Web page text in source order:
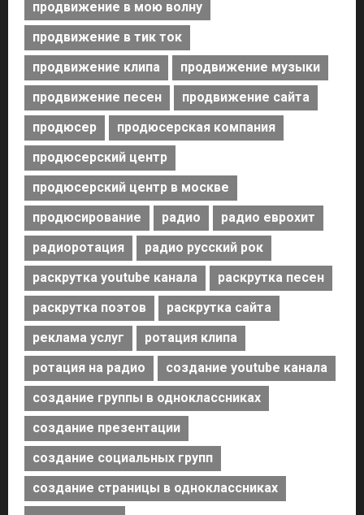
продвижение в мою волну
продвижение в тик ток
продвижение клипа
продвижение музыки
продвижение песен
продвижение сайта
продюсер
продюсерская компания
продюсерский центр
продюсерский центр в москве
продюсирование
радио
радио еврохит
радиоротация
радио русский рок
раскрутка youtube канала
раскрутка песен
раскрутка поэтов
раскрутка сайта
реклама услуг
ротация клипа
ротация на радио
создание youtube канала
создание группы в одноклассниках
создание презентации
создание социальных групп
создание страницы в одноклассниках